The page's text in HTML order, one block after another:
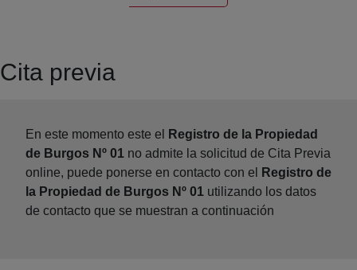
Cita previa
En este momento este el
Registro de la Propiedad
de Burgos Nº 01 no admite la solicitud de Cita Previa
online, puede ponerse en contacto con el
Registro de
la Propiedad de Burgos Nº 01 utilizando los datos
de contacto que se muestran a continuación